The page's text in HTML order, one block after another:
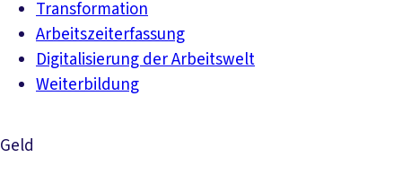
Transformation
Arbeitszeiterfassung
Digitalisierung der Arbeitswelt
Weiterbildung
Geld